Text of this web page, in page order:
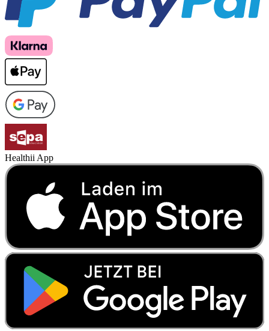
Healthii App